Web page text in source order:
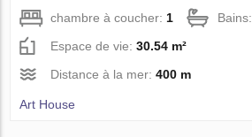
chambre à coucher: 1 Bains:
Espace de vie:30.54 m²
Distance à la mer:400 m
Art House